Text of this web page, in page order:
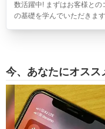
数活躍中! まずはお客様と
の基礎を学んでいただきま
今、あなたにオスス